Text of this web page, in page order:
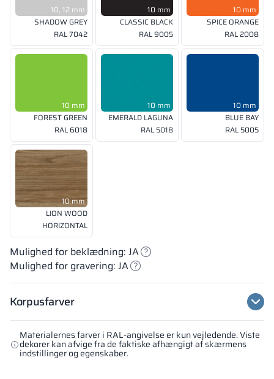
Materialernes farver i RAL-angivelse er kun vejledende. Viste
dekorer kan afvige fra de faktiske afhængigt af skærmens
indstillinger og egenskaber.
10, 12 mm
SHADOW GREY
RAL 7042
10 mm
CLASSIC BLACK
RAL 9005
10 mm
SPICE ORANGE
RAL 2008
10 mm
FOREST GREEN
RAL 6018
10 mm
EMERALD LAGUNA
RAL 5018
10 mm
BLUE BAY
RAL 5005
10 mm
LION WOOD
HORIZONTAL
Mulighed for beklædning: JA
Mulighed for gravering: JA
Korpusfarver